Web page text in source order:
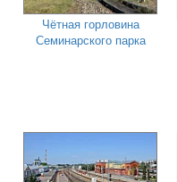
Чётная горловина
Семинарского парка